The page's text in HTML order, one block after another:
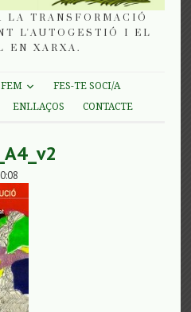
LA TRANSFORMACIÓ
L'AUTOGESTIÓ I EL
EN XARXA.
FES-TE SOCI/A
ENLLAÇOS CONTACTE